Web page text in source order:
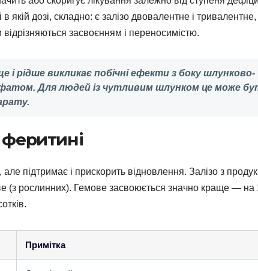
дозі, складно: є залізо двовалентне і тривалентне,
засвоєнням і переносимістю.
і рідше викликає побічні ефекти з боку шлунково-
Для людей із чутливим шлунком це може
підтримає і прискорить відновлення. Залізо з
(з рослинних). Гемове засвоюється значно краще — на
Примітка